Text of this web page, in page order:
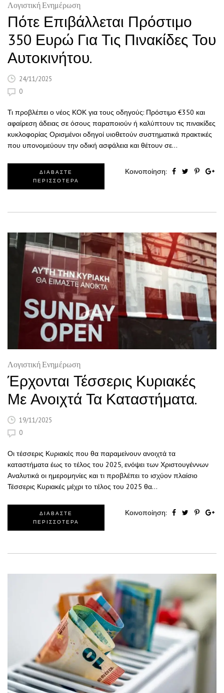
Λογιστική Ενημέρωση
Πότε Επιβάλλεται Πρόστιμο
350 Ευρώ Για Τις Πινακίδες Του
Αυτοκινήτου.
24/11/2025
0
Τι προβλέπει ο νέος ΚΟΚ για τους οδηγούς: Πρόστιμο €350 και
αφαίρεση άδειας σε όσους παραποιούν ή καλύπτουν τις πινακίδες
κυκλοφορίας Ορισμένοι οδηγοί υιοθετούν συστηματικά πρακτικές
που υπονομεύουν την οδική ασφάλεια και θέτουν σε…
ΔΙΑΒΑΣΤΕ
ΠΕΡΙΣΣΟΤΕΡΑ
Κοινοποίηση:
Λογιστική Ενημέρωση
Έρχονται Τέσσερις Κυριακές
Με Ανοιχτά Τα Καταστήματα.
19/11/2025
0
Οι τέσσερις Κυριακές που θα παραμείνουν ανοιχτά τα
καταστήματα έως το τέλος του 2025, ενόψει των Χριστουγέννων
Αναλυτικά οι ημερομηνίες και τι προβλέπει το ισχύον πλαίσιο
Τέσσερις Κυριακές μέχρι το τέλος του 2025 θα…
ΔΙΑΒΑΣΤΕ
ΠΕΡΙΣΣΟΤΕΡΑ
Κοινοποίηση: